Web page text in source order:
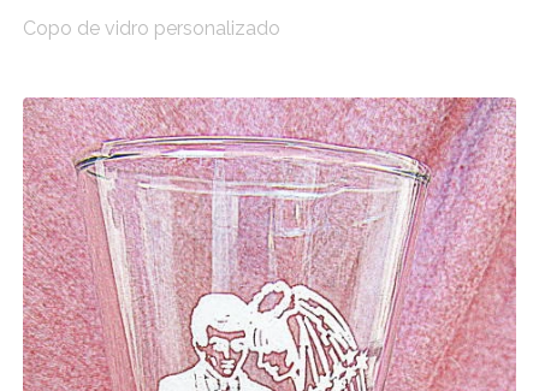
Copo de vidro personalizado